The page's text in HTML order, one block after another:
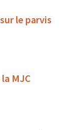
le parvis
MJC